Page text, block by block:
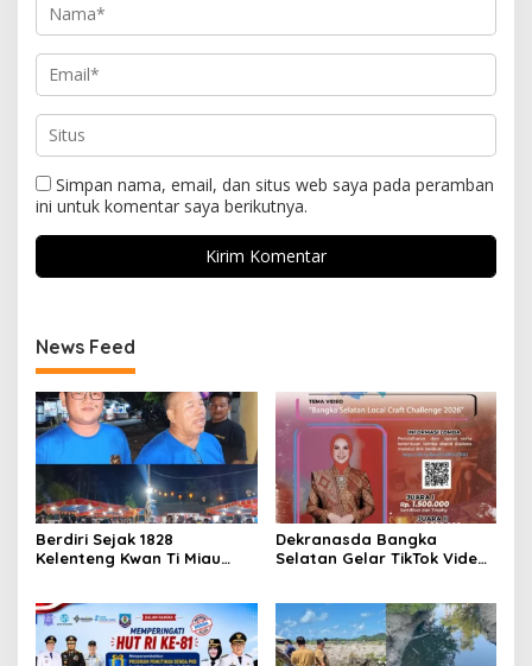
Simpan nama, email, dan situs web saya pada peramban
ini untuk komentar saya berikutnya.
News Feed
Berdiri Sejak 1828
Kelenteng Kwan Ti Miau
Meriah
Dekranasda Bangka
Selatan Gelar TikTok Video